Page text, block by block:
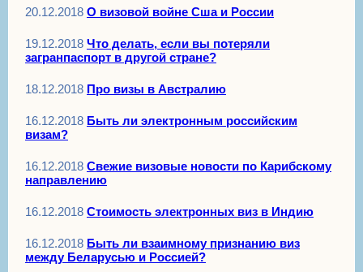
20.12.2018 О визовой войне Сша и России
19.12.2018 Что делать, если вы потеряли
загранпаспорт в другой стране?
18.12.2018 Про визы в Австралию
16.12.2018 Быть ли электронным российским
визам?
16.12.2018 Свежие визовые новости по Карибскому
направлению
16.12.2018 Стоимость электронных виз в Индию
16.12.2018 Быть ли взаимному признанию виз
между Беларусью и Россией?